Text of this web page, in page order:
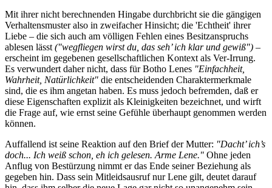
Mit ihrer nicht berechnenden Hingabe durchbricht sie die gängigen
Verhaltensmuster also in zweifacher Hinsicht; die 'Echtheit' ihrer
Liebe – die sich auch am völligen Fehlen eines Besitzanspruchs
ablesen lässt("wegfliegen wirst du, das seh’ ich klar und gewiß") –
erscheint im gegebenen gesellschaftlichen Kontext als Ver-Irrung.
Es verwundert daher nicht, dass für Botho Lenes "Einfachheit,
Wahrheit, Natürlichkeit" die entscheidenden Charaktermerkmale
sind, die es ihm angetan haben. Es muss jedoch befremden, daß er
diese Eigenschaften explizit als Kleinigkeiten bezeichnet, und wirft
die Frage auf, wie ernst seine Gefühle überhaupt genommen werden
können.
Auffallend ist seine Reaktion auf den Brief der Mutter: "Dacht’ ich’s
doch... Ich weiß schon, eh ich gelesen. Arme Lene." Ohne jeden
Anflug von Bestürzung nimmt er das Ende seiner Beziehung als
gegeben hin. Dass sein Mitleidsausruf nur Lene gilt, deutet darauf